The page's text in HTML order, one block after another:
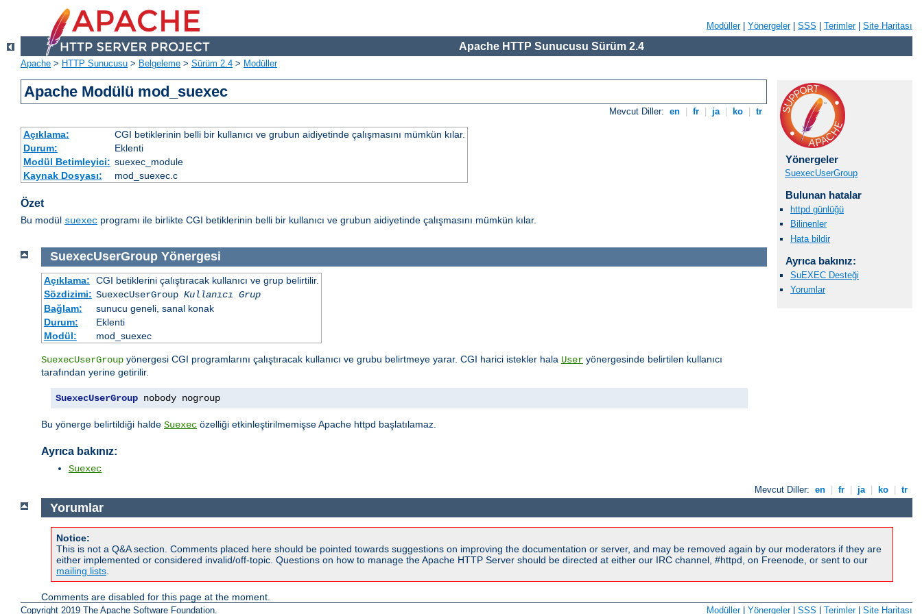
Modüller| Yönergeler| SSS Terimler| Site Haritası
Apache HTTP Sunucusu Sürüm 2.4
Apache > HTTP Sunucusu > Belgeleme > Sürüm 2.4 > Modüller
Apache Modülü mod_suexec
Mevcut Diller: en fr ja ko tr
Açıklama:
CGI betiklerinin belli bir kullanıcı ve grubun aidiyetinde çalışmasını mümkün kılar.
Durum:
Eklenti
Modül Betimleyici: suexec_module
Kaynak Dosyası:
mod_suexec.c
Özet
Bu modül suexec programı ile birlikte CGI betiklerinin belli bir kullanıcı ve grubun aidiyetinde çalışmasını mümkün kılar.
Yönergeler
SuexecUserGroup
Bulunan hatalar
httpd günlüğü
Bilinenler
Hata bildir
Ayrıca bakınız:
SuEXEC Desteği
Yorumlar
SuexecUserGroup Yönergesi
Açıklama:
CGI betiklerini çalıştıracak kullanıcı ve grup belirtilir.
Sözdizimi: SuexecUserGroup Kullanıcı Grup
Bağlam:
sunucu geneli, sanal konak
Durum:
Eklenti
Modül:
mod_suexec
SuexecUserGroup yönergesi CGI programlarını çalıştıracak kullanıcı ve grubu belirtmeye yarar. CGI harici istekler hala User yönergesinde belirtilen kullanıcı
tarafından yerine getirilir.
SuexecUserGroup nobody nogroup
Bu yönerge belirtildiği halde Suexec özelliği etkinleştirilmemişse Apache httpd başlatılamaz.
Ayrıca bakınız:
Suexec
Mevcut Diller: en fr ja ko tr
Yorumlar
Notice:
This is not a Q&A section. Comments placed here should be pointed towards suggestions on improving the documentation or server, and may be removed again by our moderators if they are
either implemented or considered invalid/off-topic. Questions on how to manage the Apache HTTP Server should be directed at either our IRC channel, #httpd, on Freenode, or sent to our
mailing lists.
Comments are disabled for this page at the moment.
Copyright 2019 The Apache Software Foundation. Modüller| Yönergeler| SSS Terimler| Site Haritası